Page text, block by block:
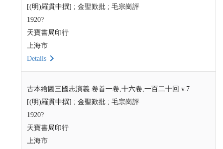
[(明)羅貫中撰] ; 金聖歎批 ; 毛宗崗評
1920?
天寶書局印行
上海市
Details
古本繪圖三國志演義 卷首一卷,十六卷,一百二十回 v.7
[(明)羅貫中撰] ; 金聖歎批 ; 毛宗崗評
1920?
天寶書局印行
上海市